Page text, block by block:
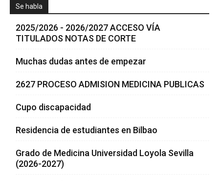
Se habla
2025/2026 - 2026/2027 ACCESO VÍA
TITULADOS NOTAS DE CORTE
Muchas dudas antes de empezar
2627 PROCESO ADMISION MEDICINA PUBLICAS
Cupo discapacidad
Residencia de estudiantes en Bilbao
Grado de Medicina Universidad Loyola Sevilla
(2026-2027)